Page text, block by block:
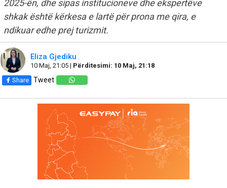
2025-ën, dhe sipas institucioneve dhe ekspertëve
shkak është kërkesa e lartë për prona me qira, e
ndikuar edhe prej turizmit.
Eliza Gjediku
10 Maj, 21:05 | Përditesimi: 10 Maj, 21:18
Share Tweet